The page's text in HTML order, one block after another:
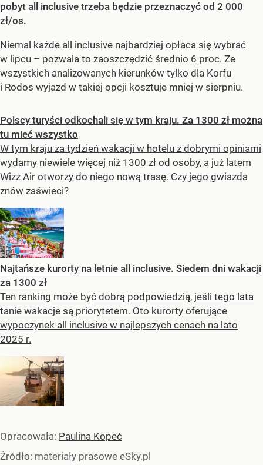
pobyt all inclusive trzeba będzie przeznaczyć od 2 000
zł/os.
Niemal każde all inclusive najbardziej opłaca się wybrać
w lipcu – pozwala to zaoszczędzić średnio 6 proc. Ze
wszystkich analizowanych kierunków tylko dla Korfu
i Rodos wyjazd w takiej opcji kosztuje mniej w sierpniu.
Polscy turyści odkochali się w tym kraju. Za 1300 zł można
tu mieć wszystko
W tym kraju za tydzień wakacji w hotelu z dobrymi opiniami
wydamy niewiele więcej niż 1300 zł od osoby, a już latem
Wizz Air otworzy do niego nową trasę. Czy jego gwiazda
znów zaświeci?
Najtańsze kurorty na letnie all inclusive. Siedem dni wakacji
za 1300 zł
Ten ranking może być dobrą podpowiedzią, jeśli tego lata
tanie wakacje są priorytetem. Oto kurorty oferujące
wypoczynek all inclusive w najlepszych cenach na lato
2025 r.
Opracowała: Paulina Kopeć
Źródło: materiały prasowe eSky.pl